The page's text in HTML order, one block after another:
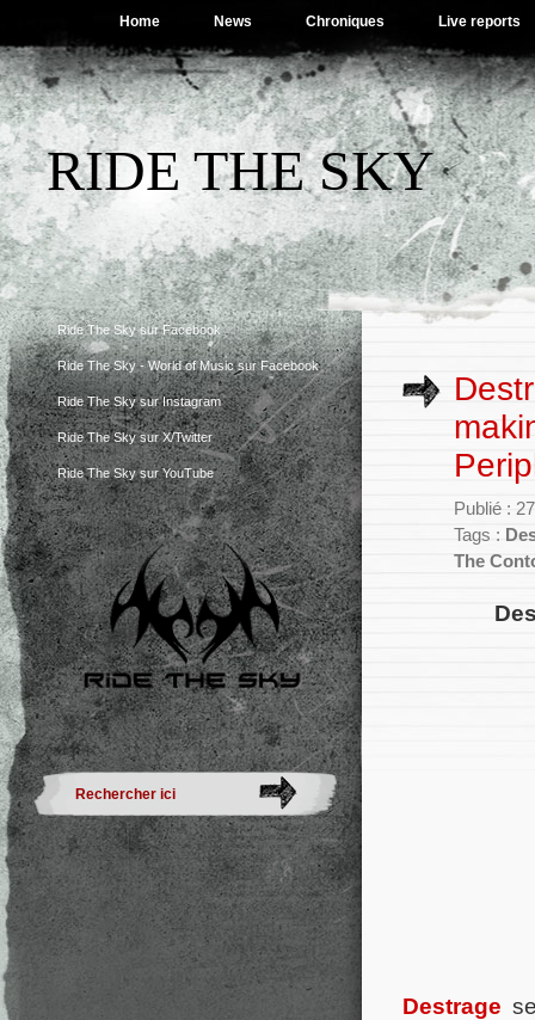
Home News Chroniques Live reports
RIDE THE SKY
Ride The Sky sur Facebook
Ride The Sky - World of Music sur Facebook
Ride The Sky sur Instagram
Ride The Sky sur X/Twitter
Ride The Sky sur YouTube
Publié :
Tags :
The
Destrage